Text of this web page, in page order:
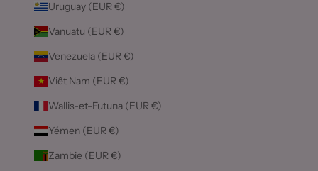
Uruguay (EUR €)
Vanuatu (EUR €)
Venezuela (EUR €)
Viêt Nam (EUR €)
Wallis-et-Futuna (EUR €)
Yémen (EUR €)
Zambie (EUR €)